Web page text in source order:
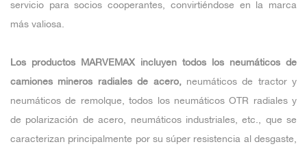
servicio para socios cooperantes, convirtiéndose en la marca
más valiosa.
Los productos MARVEMAX incluyen todos los neumáticos de
camiones mineros radiales de acero, neumáticos de tractor y
neumáticos de remolque, todos los neumáticos OTR radiales y
de polarización de acero, neumáticos industriales, etc., que se
caracterizan principalmente por su súper resistencia al desgaste,